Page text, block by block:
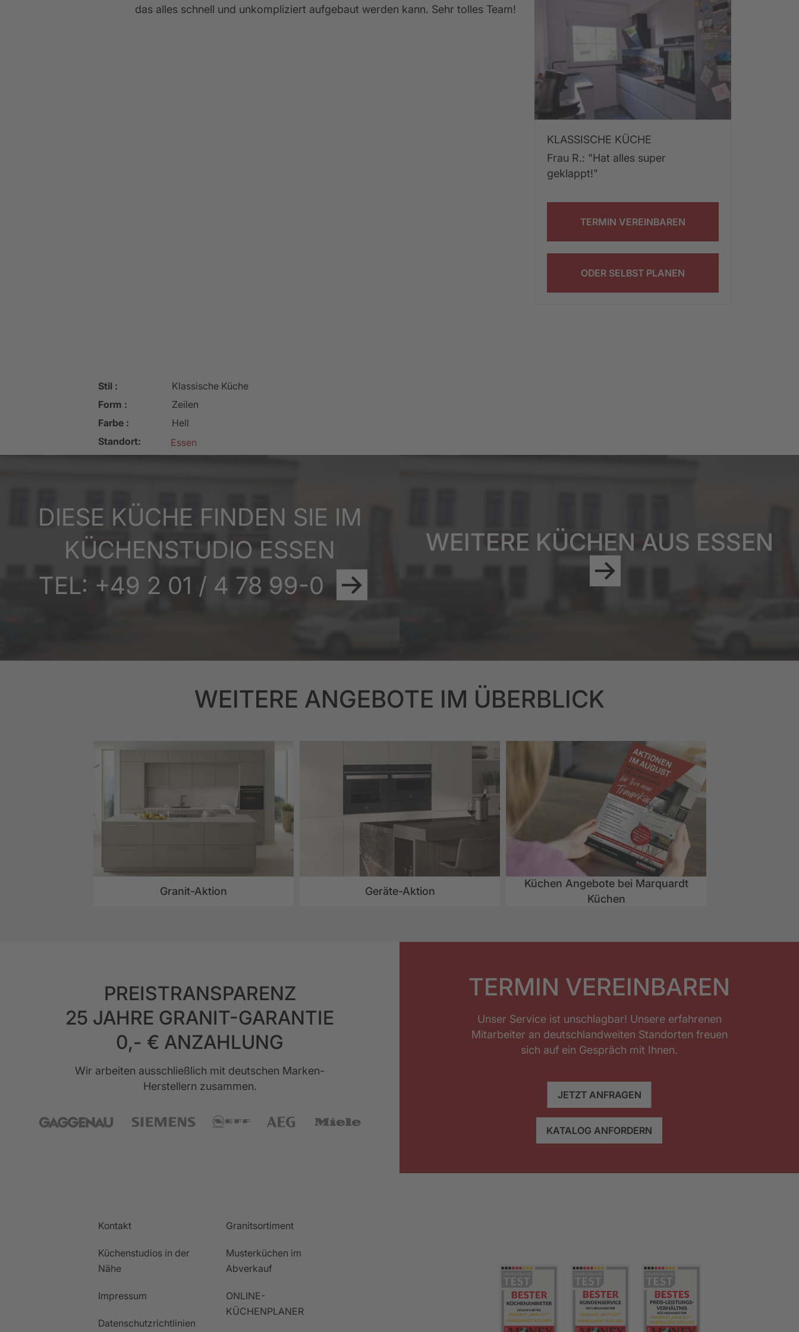
das alles schnell und unkompliziert aufgebaut werden kann. Sehr tolles Team!
KLASSISCHE KÜCHE
Frau R.: "Hat alles super
geklappt!"
TERMIN VEREINBAREN
ODER SELBST PLANEN
Stil :
Klassische Küche
Form :
Zeilen
Farbe :
Hell
Standort:
Essen
DIESE KÜCHE FINDEN SIE IM
KÜCHENSTUDIO ESSEN
TEL: +49 2 01 / 4 78 99-0
WEITERE KÜCHEN AUS ESSEN
WEITERE ANGEBOTE IM ÜBERBLICK
Granit-Aktion Geräte-Aktion
Küchen Angebote bei Marquardt
Küchen
PREISTRANSPARENZ
25 JAHRE GRANIT-GARANTIE
0,- € ANZAHLUNG
Wir arbeiten ausschließlich mit deutschen Marken-
Herstellern zusammen.
TERMIN VEREINBAREN
Unser Service ist unschlagbar! Unsere erfahrenen
Mitarbeiter an deutschlandweiten Standorten freuen
sich auf ein Gespräch mit Ihnen.
JETZT ANFRAGEN
KATALOG ANFORDERN
Kontakt
Küchenstudios in der
Nähe
Impressum
Datenschutzrichtlinien
Granitsortiment
Musterküchen im
Abverkauf
ONLINE-
KÜCHENPLANER